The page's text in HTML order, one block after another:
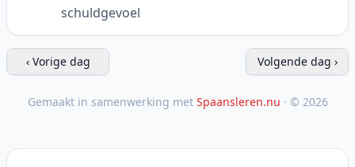
schuldgevoel
‹ Vorige dag Volgende dag ›
Gemaakt in samenwerking met Spaansleren.nu · © 2026